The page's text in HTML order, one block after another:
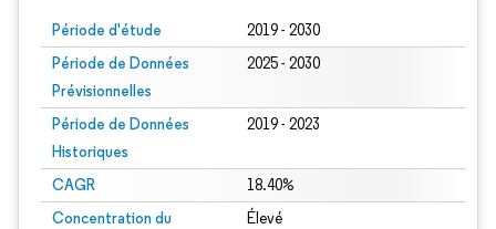
Période d'étude 2019 - 2030
Période de Données
Prévisionnelles
2025 - 2030
Période de Données
Historiques
2019 - 2023
CAGR 18.40%
Concentration du
Élevé